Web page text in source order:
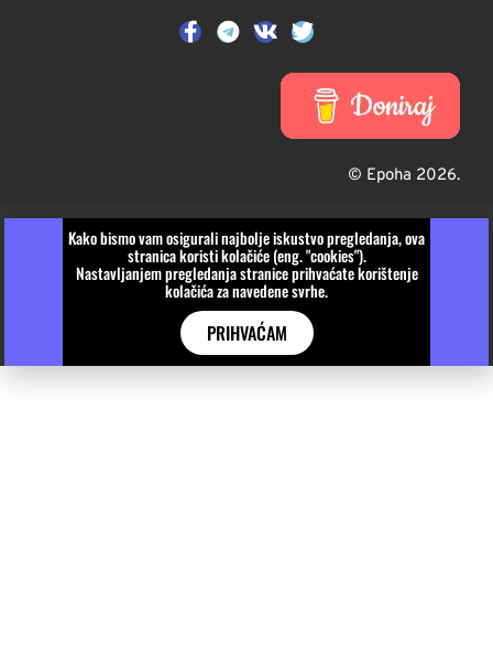
© Epoha 2026.
Kako bismo vam osigurali najbolje iskustvo pregledanja, ova
stranica koristi kolačiće (eng. "cookies").
Nastavljanjem pregledanja stranice prihvaćate korištenje
kolačića za navedene svrhe.
PRIHVAĆAM